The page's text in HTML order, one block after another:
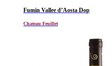
Fumin Vallee d’Aosta Dop
Chateau Feuillet